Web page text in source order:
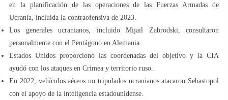
en la planificación de las operaciones de las Fuerzas Armadas de
Ucrania, incluida la contraofensiva de 2023.
Los generales ucranianos, incluido Mijail Zabrodski, consultaron
personalmente con el Pentágono en Alemania.
Estados Unidos proporcionó las coordenadas del objetivo y la CIA
ayudó con los ataques en Crimea y territorio ruso.
En 2022, vehículos aéreos no tripulados ucranianos atacaron Sebastopol
con el apoyo de la inteligencia estadounidense.